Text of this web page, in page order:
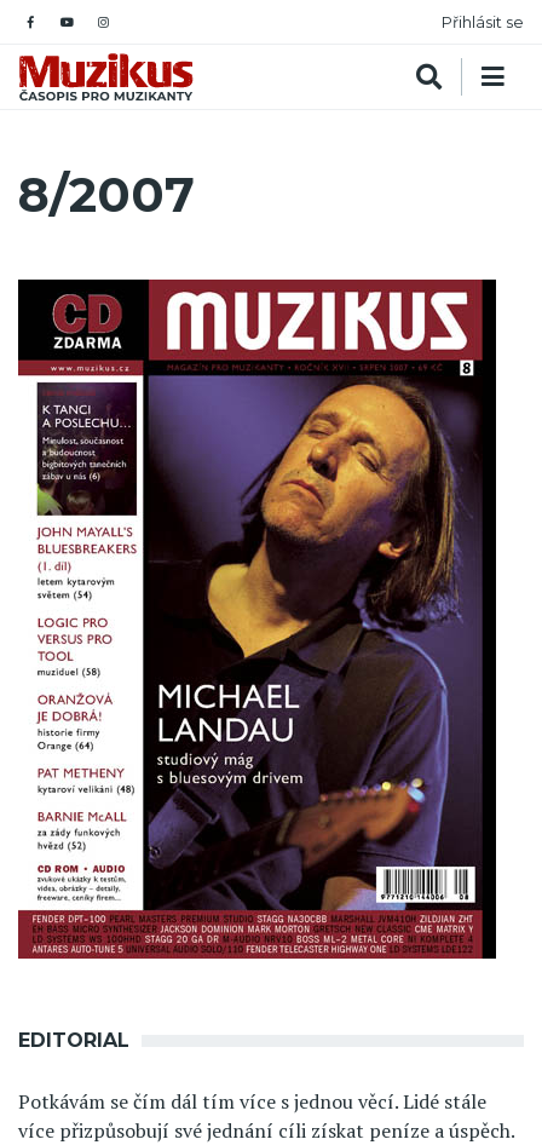
Přihlásit se
8/2007
EDITORIAL
Potkávám se čím dál tím více s jednou věcí. Lidé stále
více přizpůsobují své jednání cíli získat peníze a úspěch.